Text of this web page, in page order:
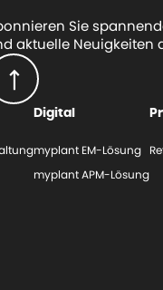
Sie
aktuelle Neuigkeiten
Digital
myplant EM-Lösung
myplant APM-Lösung